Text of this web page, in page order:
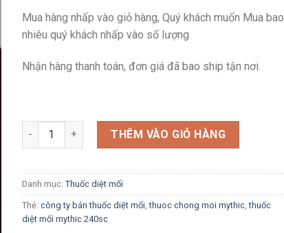
Mua hàng nhấp vào giỏ hàng, Quý khách muốn Mua bao
nhiêu quý khách nhấp vào số lượng
Nhận hàng thanh toán, đơn giá đã bao ship tận nơi.
Thuốc Diệt Mối Mythic 240SC số lượng
THÊM VÀO GIỎ HÀNG
Danh mục: Thuốc diệt mối
Thẻ: công ty bán thuốc diệt mối,thuoc chong moi mythic,thuốc
diệt mối mythic 240sc